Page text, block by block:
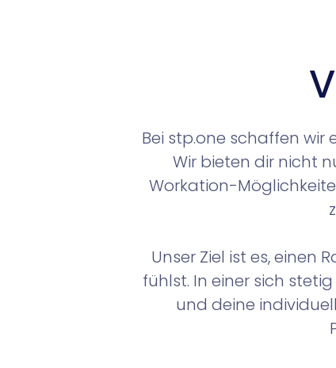
Bei stp.one schaffen wir
Wir bieten dir nicht
Workation-
Unser Ziel ist es,
fühlst. In einer sich
und deine